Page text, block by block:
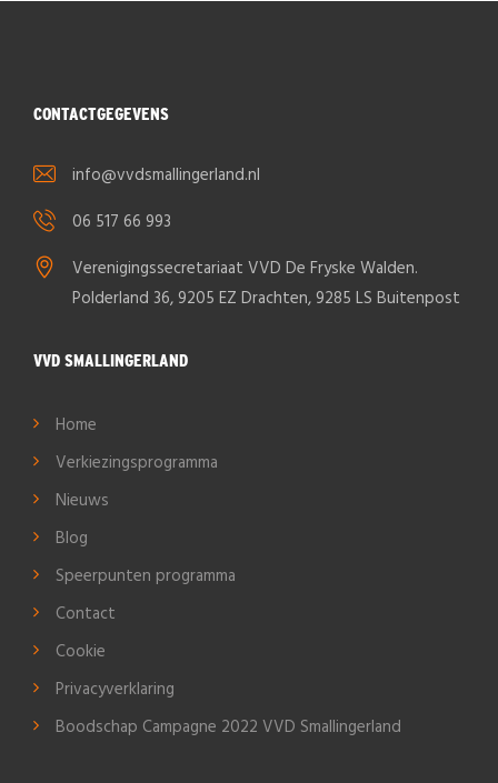
CONTACTGEGEVENS
info@vvdsmallingerland.nl
06 517 66 993
Verenigingssecretariaat VVD De Fryske Walden.
Polderland 36, 9205 EZ Drachten, 9285 LS Buitenpost
VVD SMALLINGERLAND
Home
Verkiezingsprogramma
Nieuws
Blog
Speerpunten programma
Contact
Cookie
Privacyverklaring
Boodschap Campagne 2022 VVD Smallingerland